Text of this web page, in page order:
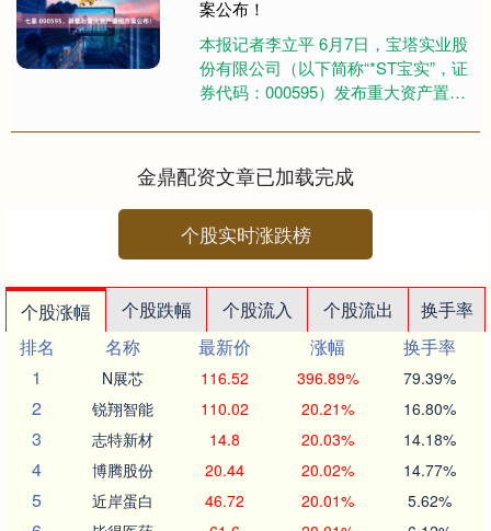
案公布！
本报记者李立平 6月7日，宝塔实业股
份有限公司（以下简称“*ST宝实”，证
券代码：000595）发布重大资产置换
书（草案），以下....
金鼎配资文章已加载完成
个股实时涨跌榜
个股涨幅 个股跌幅 个股流入 个股流出
换手率
排名
名称 最新价 涨幅
换手率
1
N展芯 116.52 396.89% 79.39%
2 锐翔智能 110.02 20.21% 16.80%
3 志特新材 14.8 20.03% 14.18%
4 博腾股份 20.44 20.02% 14.77%
5 近岸蛋白 46.72 20.01% 5.62%